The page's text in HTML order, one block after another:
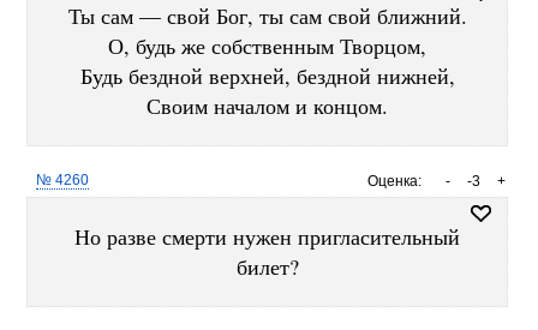
Ты сам — свой Бог, ты сам свой ближний.
О, будь же собственным Творцом,
Будь бездной верхней, бездной нижней,
Своим началом и концом.
Оценка: +
-3
-
№ 4260
Но разве смерти нужен пригласительный
билет?